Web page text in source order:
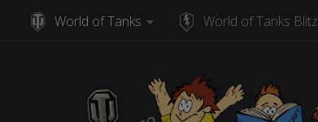
Skip to content
World of Tanks World of Tanks Blitz